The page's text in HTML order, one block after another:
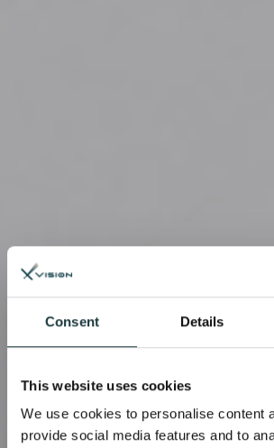
Consent Details
This website uses cookies
We use cookies to personalise content
provide social media features and to